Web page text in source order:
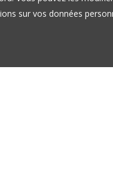
sur vos données